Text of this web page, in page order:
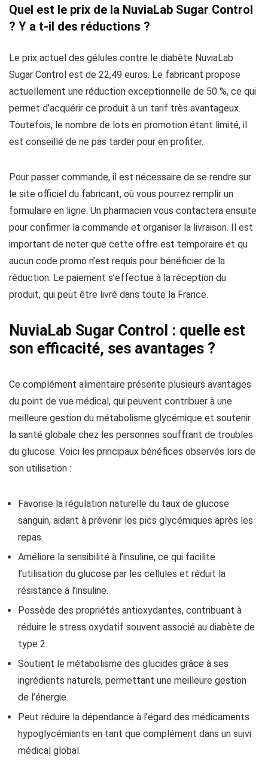
Quel est le prix de la NuviaLab Sugar Control
? Y a t-il des réductions ?
Le prix actuel des gélules contre le diabète NuviaLab
Sugar Control est de 22,49 euros. Le fabricant propose
actuellement une réduction exceptionnelle de 50 %, ce qui
permet d’acquérir ce produit à un tarif très avantageux.
Toutefois, le nombre de lots en promotion étant limité, il
est conseillé de ne pas tarder pour en profiter.
Pour passer commande, il est nécessaire de se rendre sur
le site officiel du fabricant, où vous pourrez remplir un
formulaire en ligne. Un pharmacien vous contactera ensuite
pour confirmer la commande et organiser la livraison. Il est
important de noter que cette offre est temporaire et qu
aucun code promo n’est requis pour bénéficier de la
réduction. Le paiement s’effectue à la réception du
produit, qui peut être livré dans toute la France.
NuviaLab Sugar Control : quelle est
son efficacité, ses avantages ?
Ce complément alimentaire présente plusieurs avantages
du point de vue médical, qui peuvent contribuer à une
meilleure gestion du métabolisme glycémique et soutenir
la santé globale chez les personnes souffrant de troubles
du glucose. Voici les principaux bénéfices observés lors de
son utilisation :
Favorise la régulation naturelle du taux de glucose
sanguin, aidant à prévenir les pics glycémiques après les
repas.
Améliore la sensibilité à l’insuline, ce qui facilite
l’utilisation du glucose par les cellules et réduit la
résistance à l’insuline.
Possède des propriétés antioxydantes, contribuant à
réduire le stress oxydatif souvent associé au diabète de
type 2.
Soutient le métabolisme des glucides grâce à ses
ingrédients naturels, permettant une meilleure gestion
de l’énergie.
Peut réduire la dépendance à l’égard des médicaments
hypoglycémiants en tant que complément dans un suivi
médical global.